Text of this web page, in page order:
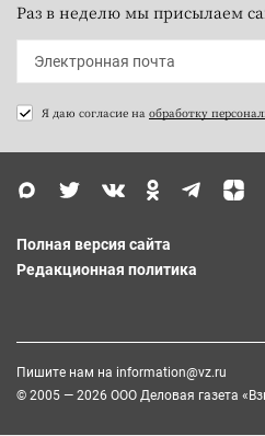
Раз в неделю мы присылаем
Я даю согласие на обработку
Полная версия сайта
Редакционная политика
Пишите нам на information@vz.ru
© 2005 — 2026 ООО Деловая газета